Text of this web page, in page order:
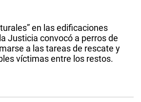
en las edificaciones
Justicia convocó a perros de
a las tareas de rescate y
víctimas entre los restos.